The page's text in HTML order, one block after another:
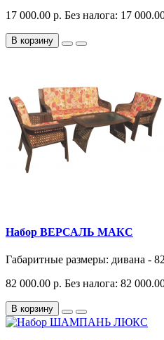
17 000.00 р. Без налога: 17
В корзину
Набор ВЕРСАЛЬ МАКС
Габаритные размеры: дивана -
82 000.00 р. Без налога: 82
В корзину